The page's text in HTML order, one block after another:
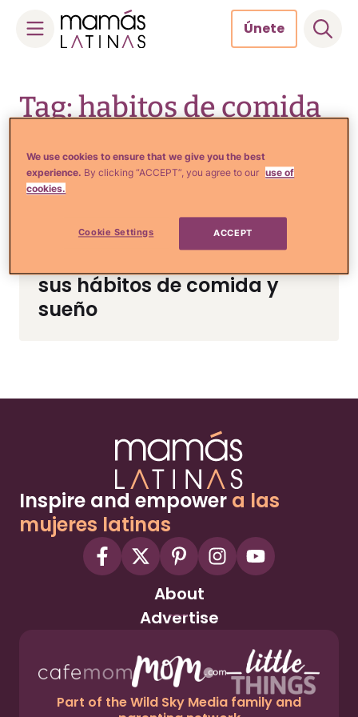
content
Únete
Tag: habitos de comida
y sueno en el bebe
5 Reglas de oro para
sus hábitos de comida y
sueño
Inspire and empower a las
mujeres latinas
About
Advertise
Part of the Wild Sky Media family and
We use cookies to ensure that we give you the best
experience. By clicking “ACCEPT”, you agree to our use of
cookies.
Cookie Settings ACCEPT